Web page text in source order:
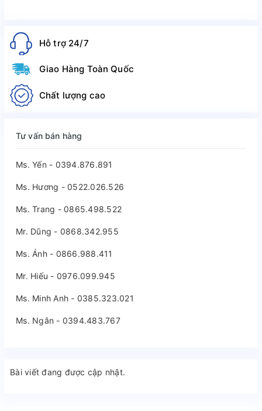
Hỗ trợ 24/7
Giao Hàng Toàn Quốc
Chất lượng cao
Tư vấn bán hàng
Ms. Yến - 0394.876.891
Ms. Hương - 0522.026.526
Ms. Trang - 0865.498.522
Mr. Dũng - 0868.342.955
Ms. Ánh - 0866.988.411
Mr. Hiếu - 0976.099.945
Ms. Minh Anh - 0385.323.021
Ms. Ngân - 0394.483.767
Bài viết đang được cập nhật.